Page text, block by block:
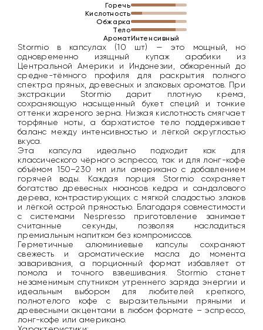
Горечь
Кислотность
Обжарка
Тело
АроматИнтенсивный
Stormio в капсулах (10 шт) — это мощный, но
одновременно изящный купаж арабики из
Центральной Америки и Индонезии, обжаренный до
средне-тёмного профиля для раскрытия полного
спектра пряных, древесных и злаковых ароматов. При
экстракции Stormio дарит плотную крема,
сохраняющую насыщенный букет специй и тонкие
оттенки жареного зерна. Низкая кислотность смягчает
торфяные ноты, а бархатистое тело поддерживает
баланс между интенсивностью и лёгкой округлостью
вкуса.
Эта капсула идеально подходит как для
классического чёрного эспрессо, так и для лонг-кофе
объёмом 150–230 мл или американо с добавлением
горячей воды. Каждая порция Stormio сохраняет
богатство древесных нюансов кедра и сандалового
дерева, контрастирующих с мягкой сладостью злаков
и лёгкой острой пряностью. Благодаря совместимости
с системами Nespresso приготовление занимает
считанные секунды, позволяя насладиться
премиальным напитком без компромиссов.
Герметичные алюминиевые капсулы сохраняют
свежесть и ароматические масла до момента
заваривания, а порционный формат избавляет от
помола и точного взвешивания. Stormio станет
незаменимым спутником утреннего заряда энергии и
идеальным выбором для любителей крепкого,
полнотелого кофе с выразительными пряными и
древесными акцентами в любом формате – эспрессо,
лонг-кофе или американо.